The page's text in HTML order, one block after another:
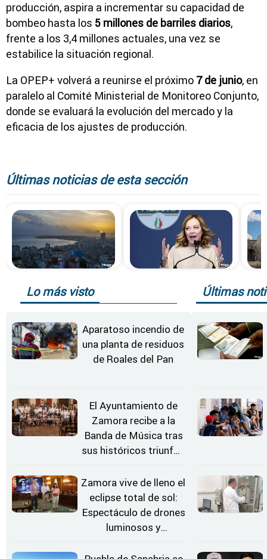
producción, aspira a incrementar su capacidad de
bombeo hasta los 5 millones de barriles diarios,
frente a los 3,4 millones actuales, una vez se
estabilice la situación regional.
La OPEP+ volverá a reunirse el próximo 7 de junio, en
paralelo al Comité Ministerial de Monitoreo Conjunto,
donde se evaluará la evolución del mercado y la
eficacia de los ajustes de producción.
Últimas noticias de esta sección
Lo más visto
Aparatoso incendio de
una planta de residuos
de Roales del Pan
El Ayuntamiento de
Zamora recibe a la
Banda de Música tras
sus históricos triunfos
Zamora vive de lleno el
eclipse total de sol:
Espectáculo de drones
luminosos y
Últimas